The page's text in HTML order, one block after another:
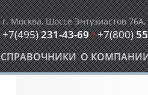
г. Москва, Шоссе Энтузиастов
+7(495)231-43-69/+7(800)
СПРАВОЧНИКИ О